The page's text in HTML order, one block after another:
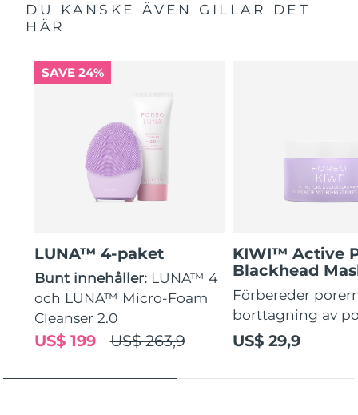
DU KANSKE ÄVEN GILLAR DET
HÄR
SAVE 24%
LUNA™ 4-paket
Bunt innehåller: LUNA™ 4
och LUNA™ Micro-Foam
Cleanser 2.0
US$ 263,9
US$ 199
KIWI™ Active
Blackhead
Förbereder
borttagning av
US$ 29,9